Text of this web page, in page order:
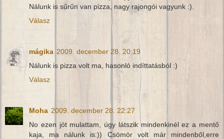
Nálunk is sűrűn van pizza, nagy rajongói vagyunk :).
Válasz
mágika 2009. december 28. 20:19
Nálunk is pizza volt ma, hasonló indíttatásból :)
Válasz
Moha 2009. december 28. 22:27
No ezen jót mulattam, úgy látszik mindenkinél ez a mentő
kaja, ma nálunk is:)) Csömör volt már mindenből,erre